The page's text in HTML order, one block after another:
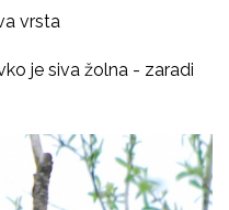
vrsta
je siva žolna - zaradi